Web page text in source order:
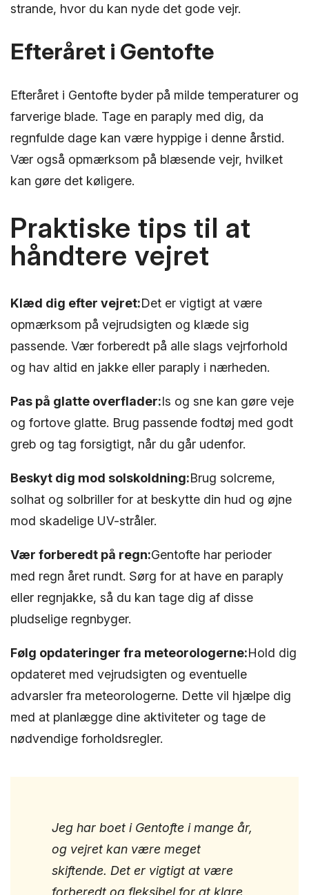
strande, hvor du kan nyde det gode vejr.
Efteråret i Gentofte
Efteråret i Gentofte byder på milde temperaturer og
farverige blade. Tage en paraply med dig, da
regnfulde dage kan være hyppige i denne årstid.
Vær også opmærksom på blæsende vejr, hvilket
kan gøre det køligere.
Praktiske tips til at
håndtere vejret
Klæd dig efter vejret:Det er vigtigt at være
opmærksom på vejrudsigten og klæde sig
passende. Vær forberedt på alle slags vejrforhold
og hav altid en jakke eller paraply i nærheden.
Pas på glatte overflader:Is og sne kan gøre veje
og fortove glatte. Brug passende fodtøj med godt
greb og tag forsigtigt, når du går udenfor.
Beskyt dig mod solskoldning:Brug solcreme,
solhat og solbriller for at beskytte din hud og øjne
mod skadelige UV-stråler.
Vær forberedt på regn:Gentofte har perioder
med regn året rundt. Sørg for at have en paraply
eller regnjakke, så du kan tage dig af disse
pludselige regnbyger.
Følg opdateringer fra meteorologerne:Hold dig
opdateret med vejrudsigten og eventuelle
advarsler fra meteorologerne. Dette vil hjælpe dig
med at planlægge dine aktiviteter og tage de
nødvendige forholdsregler.
Jeg har boet i Gentofte i mange år,
og vejret kan være meget
skiftende. Det er vigtigt at være
forberedt og fleksibel for at klare